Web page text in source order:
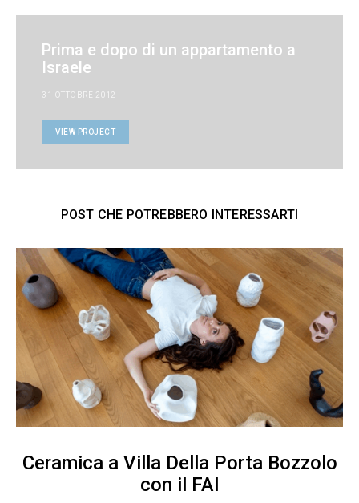
Prima e dopo di un appartamento a
Israele
31 OTTOBRE 2012
VIEW PROJECT
POST CHE POTREBBERO INTERESSARTI
Ceramica a Villa Della Porta Bozzolo
con il FAI